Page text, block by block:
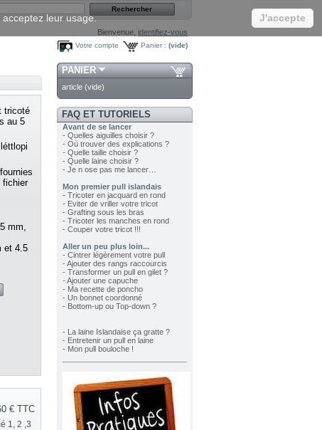
Bienvenue, identifiez-vous
Panier : (vide)
Votre compte
tricoté
au 5
fichier
mm,
et 4.5
€TTC
1, 2 ,3
PANIER
article (vide)
FAQ ET TUTORIELS
Avant de se lancer
- Quelles aiguilles choisir ?
- Où trouver des explications ?
- Quelle taille choisir ?
- Quelle laine choisir ?
- Je n ose pas me lancer…
Mon premier pull islandais
- Tricoter en jacquard en rond
- Eviter de vriller votre tricot
- Grafting sous les bras
- Tricoter les manches en rond
- Couper votre tricot !!!
Aller un peu plus loin...
- Cintrer légèrement votre pull
- Ajouter des rangs raccourcis
- Transformer un pull en gilet ?
- Ajouter une capuche
- Ma recette de poncho
- Un bonnet coordonné
- Bottom-up ou Top-down ?
- La laine Islandaise ça gratte ?
- Entretenir un pull en laine
- Mon pull bouloche !
leur usage. J'accepte